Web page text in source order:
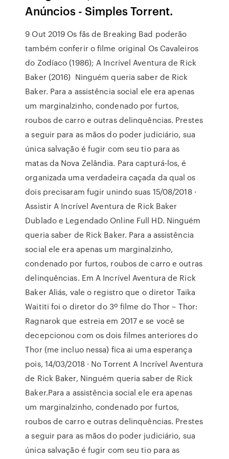
Anúncios - Simples Torrent.
9 Out 2019 Os fãs de Breaking Bad poderão
também conferir o filme original Os Cavaleiros
do Zodíaco (1986); A Incrível Aventura de Rick
Baker (2016) Ninguém queria saber de Rick
Baker. Para a assistência social ele era apenas
um marginalzinho, condenado por furtos,
roubos de carro e outras delinquências. Prestes
a seguir para as mãos do poder judiciário, sua
única salvação é fugir com seu tio para as
matas da Nova Zelândia. Para capturá-los, é
organizada uma verdadeira caçada da qual os
dois precisaram fugir unindo suas 15/08/2018 ·
Assistir A Incrível Aventura de Rick Baker
Dublado e Legendado Online Full HD. Ninguém
queria saber de Rick Baker. Para a assistência
social ele era apenas um marginalzinho,
condenado por furtos, roubos de carro e outras
delinquências. Em A Incrível Aventura de Rick
Baker Aliás, vale o registro que o diretor Taika
Waititi foi o diretor do 3º filme do Thor – Thor:
Ragnarok que estreia em 2017 e se você se
decepcionou com os dois filmes anteriores do
Thor (me incluo nessa) fica ai uma esperança
pois, 14/03/2018 · No Torrent A Incrível Aventura
de Rick Baker, Ninguém queria saber de Rick
Baker.Para a assistência social ele era apenas
um marginalzinho, condenado por furtos,
roubos de carro e outras delinquências. Prestes
a seguir para as mãos do poder judiciário, sua
única salvação é fugir com seu tio para as